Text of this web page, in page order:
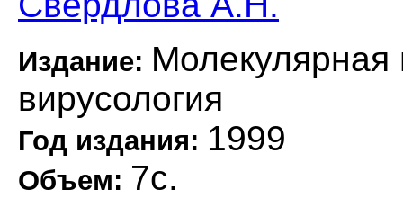
Издание: Молекулярная
вирусология
Год издания: 1999
Объем: 7с.